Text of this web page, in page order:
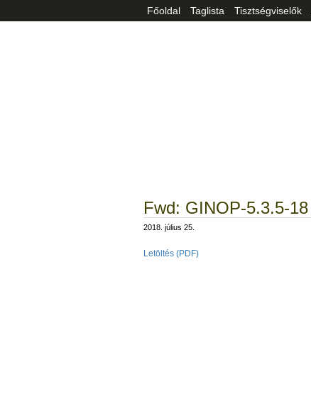
Főoldal Taglista Tisztségviselők
Fwd: GINOP-5.3.5-18
2018. július 25.
Letöltés (PDF)